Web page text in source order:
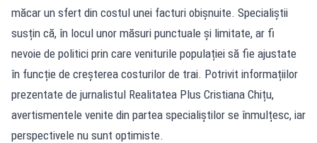
măcar un sfert din costul unei facturi obișnuite. Specialiștii
susțin că, în locul unor măsuri punctuale și limitate, ar fi
nevoie de politici prin care veniturile populației să fie ajustate
în funcție de creșterea costurilor de trai. Potrivit informațiilor
prezentate de jurnalistul Realitatea Plus Cristiana Chițu,
avertismentele venite din partea specialiștilor se înmulțesc, iar
perspectivele nu sunt optimiste.